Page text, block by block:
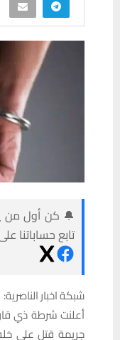
🔔 كن أول من
تابع
شبكة اخبار الناصرية:
أعلنت شرطة ذي قار
جريمة قتل على